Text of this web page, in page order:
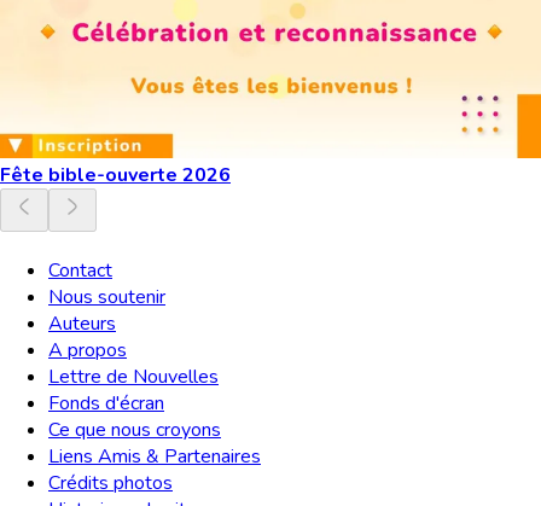
Fête bible-ouverte 2026
Contact
Nous soutenir
Auteurs
A propos
Lettre de Nouvelles
Fonds d'écran
Ce que nous croyons
Liens Amis & Partenaires
Crédits photos